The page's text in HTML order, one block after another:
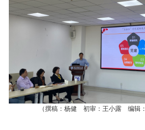
（撰稿：杨健 初审：王小露 编辑